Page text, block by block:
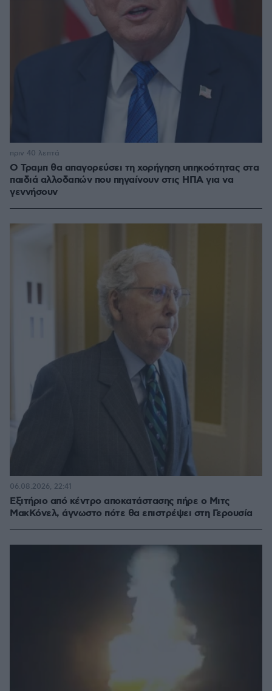
Ο Τραμπ θα απαγορεύσει τη χορήγηση υπηκοότητας στα
παιδιά αλλοδαπών που πηγαίνουν στις ΗΠΑ για να
γεννήσουν
πριν 40 λεπτά
Εξιτήριο από κέντρο αποκατάστασης πήρε ο Μιτς
ΜακΚόνελ, άγνωστο πότε θα επιστρέψει στη Γερουσία
06.08.2026, 22:41